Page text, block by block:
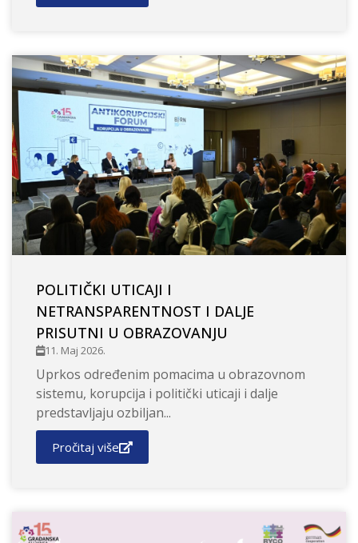
POLITIČKI UTICAJI I
NETRANSPARENTNOST I DALJE
PRISUTNI U OBRAZOVANJU
11. Maj 2026.
Uprkos određenim pomacima u obrazovnom
sistemu, korupcija i politički uticaji i dalje
predstavljaju ozbiljan...
Pročitaj više